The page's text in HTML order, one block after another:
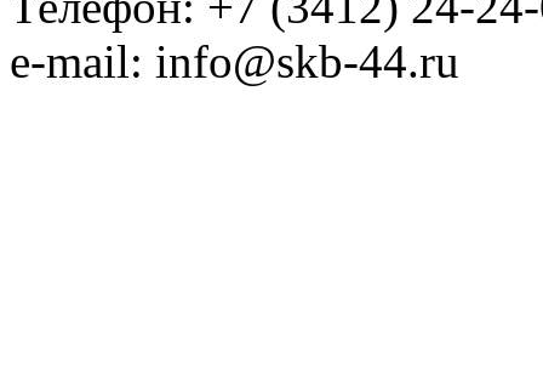
e-mail: info@skb-44.ru